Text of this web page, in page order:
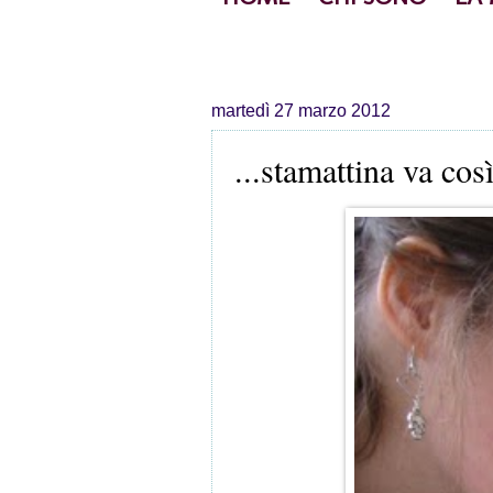
martedì 27 marzo 2012
...stamattina va